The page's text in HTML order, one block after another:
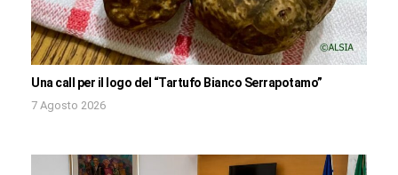
Una call per il logo del “Tartufo Bianco Serrapotamo”
7 Agosto 2026